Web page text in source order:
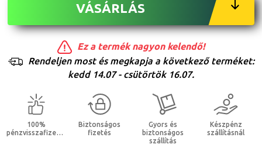
VÁSÁRLÁS
Ez a termék nagyon kelendő!
Rendeljen most és megkapja a következő terméket:
kedd 14.07 - csütörtök 16.07.
100%
pénzvisszafizetés
Biztonságos
fizetés
Gyors és
biztonságos
szállítás
Készpénz
szállításnál